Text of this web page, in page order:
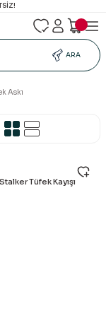
ARA
Askı
Tüfek Kayışı